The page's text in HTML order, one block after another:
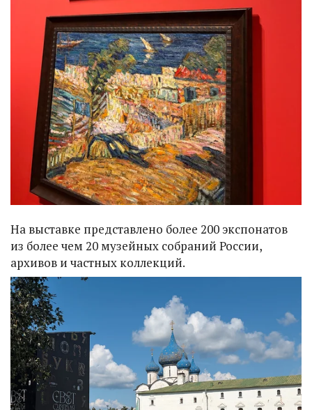
На выставке представлено более 200 экспонатов
из более чем 20 музейных собраний России,
архивов и частных коллекций.